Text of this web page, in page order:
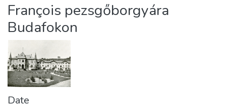
About us
François pezsgőborgyára
Budafokon
Date